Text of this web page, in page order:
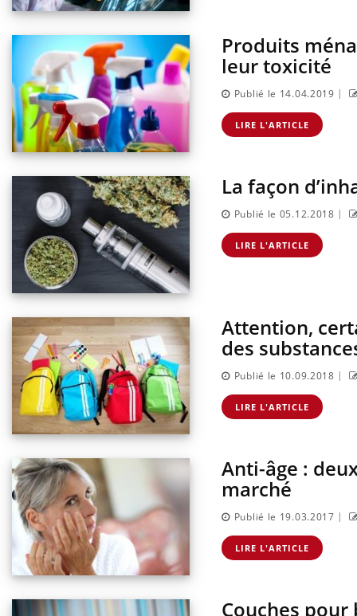
Produits
leur toxicité
Publié le 14.04.2019 |
LIRE L'ARTICLE
La façon
Publié le 05.12.2018 |
LIRE L'ARTICLE
Attention,
des
Publié le 10.09.2018 |
LIRE L'ARTICLE
Anti-âge :
marché
Publié le 19.03.2017 |
LIRE L'ARTICLE
Couches pour
:
à aborder...
des questions
montrer ...
Youtube
Carence en fer : comprendre pour
prévenirYoutube
Fatigue, irritabilité, brouillard mental ou
même alopécie… Les symptômes de la
carence en fer sont multiples ce qui la rend
...
En